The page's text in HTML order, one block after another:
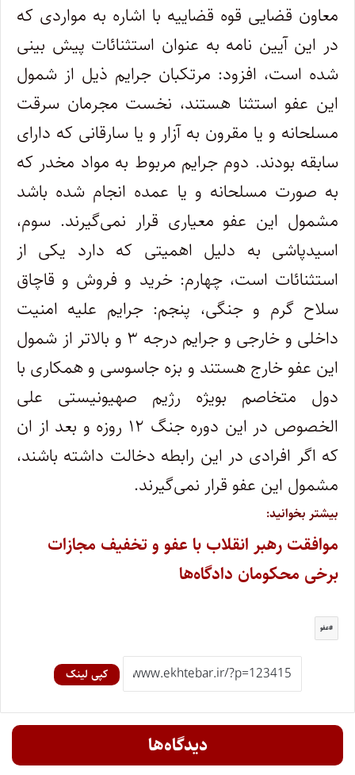
معاون قضایی قوه قضاییه با اشاره به مواردی که
در این آیین نامه به عنوان استثنائات پیش بینی
شده است، افزود: مرتکبان جرایم ذیل از شمول
این عفو استثنا هستند، نخست مجرمان سرقت
مسلحانه و یا مقرون به آزار و یا سارقانی که دارای
سابقه بودند. دوم جرایم مربوط به مواد مخدر که
به صورت مسلحانه و یا عمده انجام شده باشد
مشمول این عفو معیاری قرار نمی‌گیرند. سوم،
اسیدپاشی به دلیل اهمیتی که دارد یکی از
استثنائات است، چهارم: خرید و فروش و قاچاق
سلاح گرم و جنگی، پنجم: جرایم علیه امنیت
داخلی و خارجی و جرایم درجه ۳ و بالاتر از شمول
این عفو خارج هستند و بزه جاسوسی و همکاری با
دول متخاصم بویژه رژیم صهیونیستی علی
الخصوص در این دوره جنگ ۱۲ روزه و بعد از ان
که اگر افرادی در این رابطه دخالت داشته باشند،
مشمول این عفو قرار نمی‌گیرند.
بیشتر بخوانید:
موافقت رهبر انقلاب با عفو و تخفیف مجازات
برخی محکومان دادگاه‌ها
عفو
کپی لینک
دیدگاه‌ها